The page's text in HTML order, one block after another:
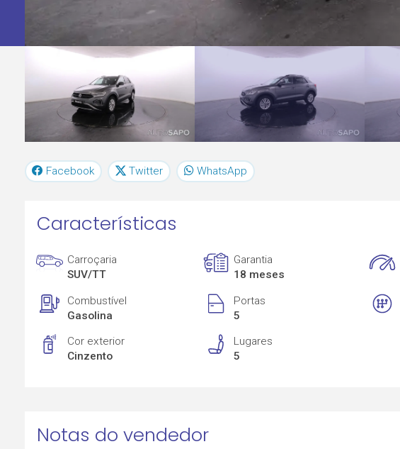
Facebook Twitter WhatsApp
Características
Carroçaria
SUV/TT
Garantia
18 meses
Combustível
Gasolina
Portas
5
Cor exterior
Cinzento
Lugares
5
Notas do vendedor